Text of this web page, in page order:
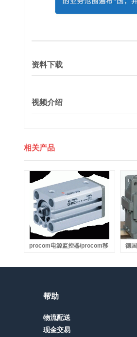
资料下载
视频介绍
相关产品
procom电源监控器/procom移
德
帮助
物流配送
现金交易